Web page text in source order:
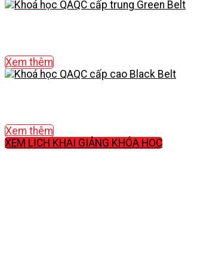
Xem thêm
Xem thêm
XEM LỊCH KHAI GIẢNG KHÓA HỌC